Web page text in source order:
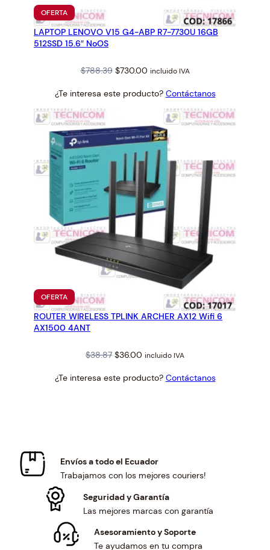
OFERTAPRODUCTO
EN
OFERTA
LAPTOP LENOVO V15 G4-ABP R7-7730U 16GB
512SSD 15.6″ NoOS
$788.39 Original
was:
$730.00Current
is:
$730.00.
incluido IVA
¿Te interesa este producto? Contáctanos
OFERTAPRODUCTO
EN
OFERTA
ROUTER WIRELESS TPLINK ARCHER AX12 Wifi 6
AX1500 4ANT
$38.87 Original
was:
$36.00 Current
is:
incluido IVA
¿Te interesa este producto? Contáctanos
Envíos a todo el Ecuador
Trabajamos con los mejores couriers!
Seguridad y Garantía
Las mejores marcas con garantía
Asesoramiento y Soporte
Te ayudamos en tu compra